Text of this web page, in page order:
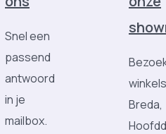
Snel een
passend
antwoord
in je
mailbox.
Breda,